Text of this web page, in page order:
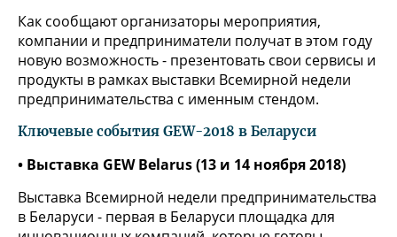
Как сообщают организаторы мероприятия,
компании и предприниматели получат в этом году
новую возможность - презентовать свои сервисы и
продукты в рамках выставки Всемирной недели
предпринимательства с именным стендом.
Ключевые события GEW-2018 в Беларуси
• Выставка GEW Belarus (13 и 14 ноября 2018)
Выставка Всемирной недели предпринимательства
в Беларуси - первая в Беларуси площадка для